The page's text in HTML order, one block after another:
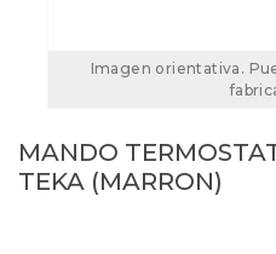
Imagen orientativa.
MANDO
TEKA (MARRON)